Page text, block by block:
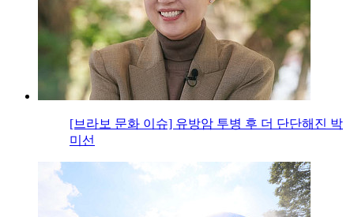
[브라보 문화 이슈] 유방암 투병 후 더 단단해진 박
미선